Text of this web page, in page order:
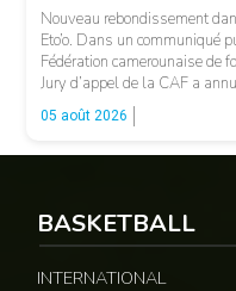
Nouveau rebondissement
Eto’o. Dans un communiqué
Fédération camerounaise de
Jury d’appel de la CAF a
président de la fédération
incidents survenus lors du
05 août 2026
BASKETBALL
INTERNATIONAL